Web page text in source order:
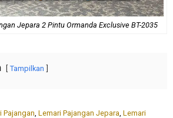
Jepara 2 Pintu Ormanda Exclusive BT-2035
Tampilkan
Pajangan, Lemari Pajangan Jepara, Lemari